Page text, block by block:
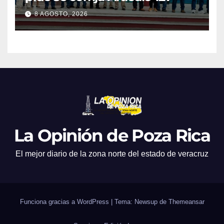
8 AGOSTO, 2026
La Opinión de Poza Rica
El mejor diario de la zona norte del estado de veracruz
Funciona gracias a WordPress Tema: Newsup de Themeansar